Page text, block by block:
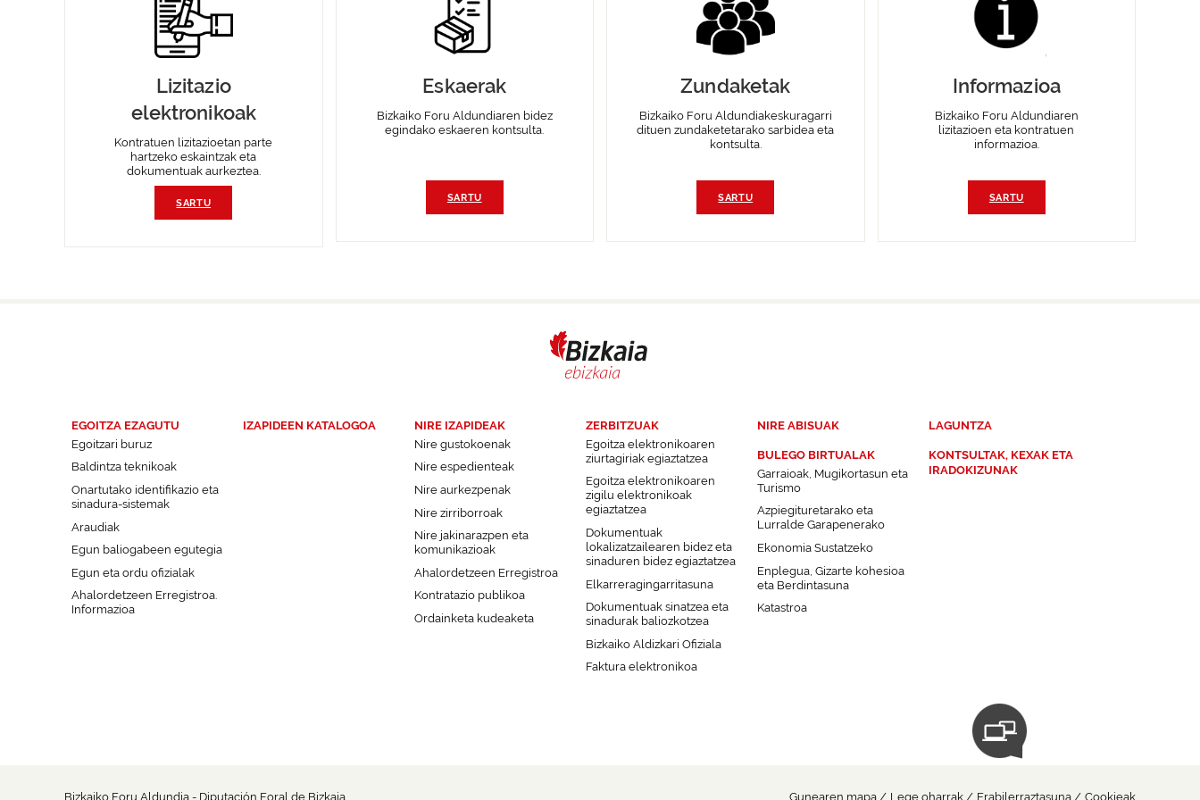
Lizitazio
elektronikoak
Kontratuen lizitazioetan parte
hartzeko eskaintzak eta
dokumentuak aurkeztea.
SARTU
Eskaerak
Bizkaiko Foru Aldundiaren bidez
egindako eskaeren kontsulta.
SARTU
Zundaketak
Bizkaiko Foru Aldundiakeskuragarri
dituen zundaketetarako sarbidea eta
kontsulta.
SARTU
Informazioa
Bizkaiko Foru Aldundiaren
lizitazioen eta kontratuen
informazioa.
SARTU
EGOITZA EZAGUTU
Egoitzari buruz
Baldintza teknikoak
Onartutako identifikazio eta
sinadura-sistemak
Araudiak
Egun baliogabeen egutegia
Egun eta ordu ofizialak
Ahalordetzeen Erregistroa.
Informazioa
IZAPIDEEN KATALOGOA
NIRE IZAPIDEAK
Nire gustokoenak
Nire espedienteak
Nire aurkezpenak
Nire zirriborroak
Nire jakinarazpen eta
komunikazioak
Ahalordetzeen Erregistroa
Kontratazio publikoa
Ordainketa kudeaketa
ZERBITZUAK
Egoitza elektronikoaren
ziurtagiriak egiaztatzea
Egoitza elektronikoaren
zigilu elektronikoak
egiaztatzea
Dokumentuak
lokalizatzailearen bidez eta
sinaduren bidez egiaztatzea
Elkarreragingarritasuna
Dokumentuak sinatzea eta
sinadurak baliozkotzea
Bizkaiko Aldizkari Ofiziala
Faktura elektronikoa
NIRE ABISUAK LAGUNTZA
BULEGO BIRTUALAK
Garraioak, Mugikortasun eta
Turismo
Azpiegituretarako eta
Lurralde Garapenerako
Ekonomia Sustatzeko
Enplegua, Gizarte kohesioa
eta Berdintasuna
Katastroa
KONTSULTAK, KEXAK ETA
IRADOKIZUNAK
Urrutiko sarbidea
Bizkaiko Foru Aldundia - Diputación Foral de Bizkaia Gunearen mapa Lege oharrak Erabilerraztasuna Cookieak